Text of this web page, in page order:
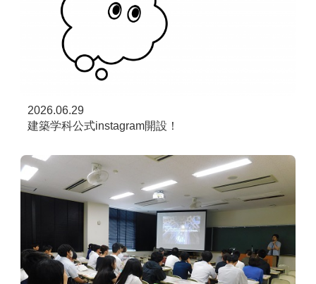
2026.06.29
建築学科公式instagram開設！